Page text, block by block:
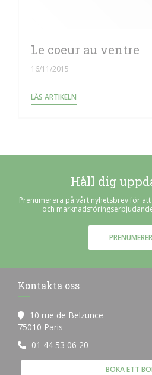
Le coeur au ventre
16/11/2015
LÄS ARTIKELN
Håll dig
Prenumerera på vårt nyhetsbrev för
och
Kontakta oss
10 rue de Belzunce
75010 Paris
01 44 53 06 20
BOKA ETT